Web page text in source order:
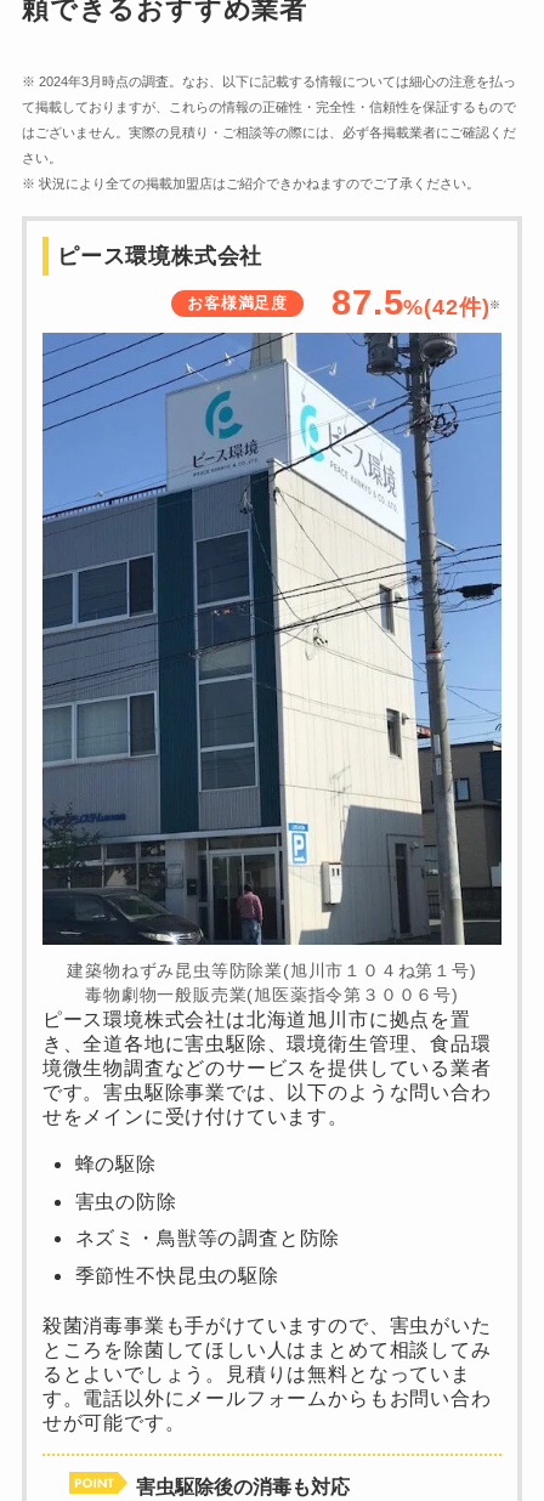
頼できるおすすめ業者
※ 2024年3月時点の調査。なお、以下に記載する情報については細心の注意を払っ
て掲載しておりますが、これらの情報の正確性・完全性・信頼性を保証するもので
はございません。実際の見積り・ご相談等の際には、必ず各掲載業者にご確認くだ
さい。
※ 状況により全ての掲載加盟店はご紹介できかねますのでご了承ください。
ピース環境株式会社
お客様満足度 87.5%(42件) ※
建築物ねずみ昆虫等防除業(旭川市１０４ね第１号)
毒物劇物一般販売業(旭医薬指令第３００６号)
ピース環境株式会社は北海道旭川市に拠点を置
き、全道各地に害虫駆除、環境衛生管理、食品環
境微生物調査などのサービスを提供している業者
です。害虫駆除事業では、以下のような問い合わ
せをメインに受け付けています。
蜂の駆除
害虫の防除
ネズミ・鳥獣等の調査と防除
季節性不快昆虫の駆除
殺菌消毒事業も手がけていますので、害虫がいた
ところを除菌してほしい人はまとめて相談してみ
るとよいでしょう。見積りは無料となっていま
す。電話以外にメールフォームからもお問い合わ
せが可能です。
害虫駆除後の消毒も対応